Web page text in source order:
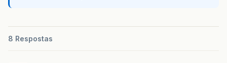
8 Respostas